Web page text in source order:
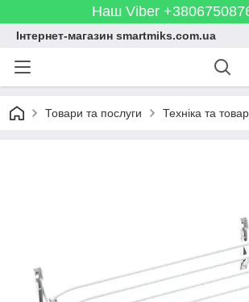
Наш Viber
Інтернет-магазин smartmiks.com.ua
Товари та послуги Техніка та